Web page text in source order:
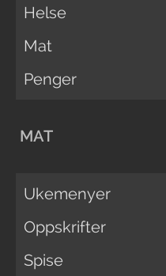
Helse
Mat
Penger
MAT
Ukemenyer
Oppskrifter
Spise